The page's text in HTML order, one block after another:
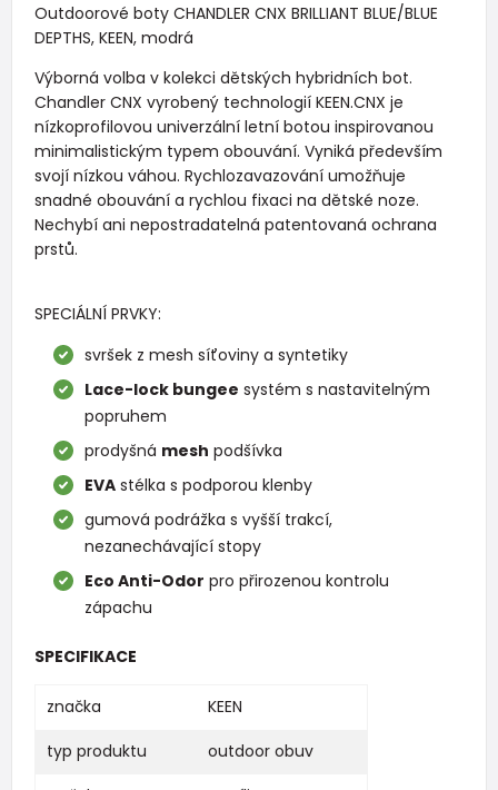
Outdoorové boty CHANDLER CNX BRILLIANT BLUE/BLUE
DEPTHS, KEEN, modrá
Výborná volba v kolekci dětských hybridních bot.
Chandler CNX vyrobený technologií KEEN.CNX je
nízkoprofilovou univerzální letní botou inspirovanou
minimalistickým typem obouvání. Vyniká především
svojí nízkou váhou. Rychlozavazování umožňuje
snadné obouvání a rychlou fixaci na dětské noze.
Nechybí ani nepostradatelná patentovaná ochrana
prstů.
SPECIÁLNÍ PRVKY:
svršek z mesh síťoviny a syntetiky
Lace-lock bungee systém s nastavitelným
popruhem
prodyšná mesh podšívka
EVA stélka s podporou klenby
gumová podrážka s vyšší trakcí,
nezanechávající stopy
Eco Anti-Odor pro přirozenou kontrolu
zápachu
SPECIFIKACE
značka
KEEN
typ produktu
outdoor obuv